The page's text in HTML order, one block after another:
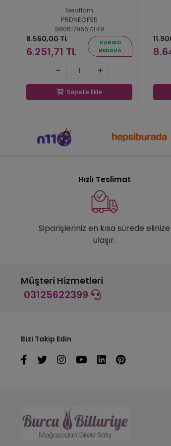
Neoflam
PRDNEOFS5
8806179667349
8.560,00 TL
6.251,71 TL
KARGO
BEDAVA
Sepete Ekle
Hızlı Teslimat
Siparişleriniz en kısa sürede elinize
ulaşır.
Müşteri Hizmetleri
03125622399
Bizi Takip Edin